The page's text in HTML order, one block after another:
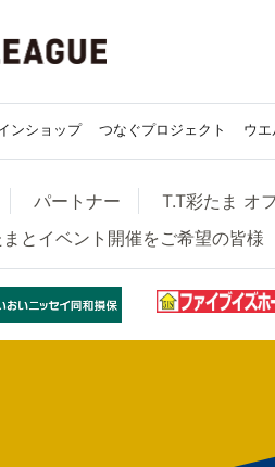
ンショップ つなぐプロジェクト ウ
パートナー
T.T彩たま オ
まとイベント開催をご希望の皆様